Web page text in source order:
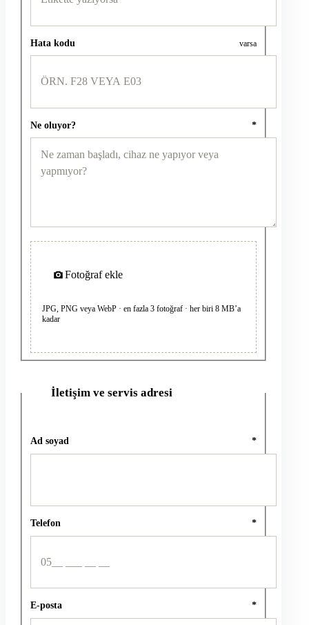
Hata kodu varsa
Ne oluyor? *
Fotoğraf ekle
JPG, PNG veya WebP · en fazla 3 fotoğraf · her biri 8 MB’a
kadar
İletişim ve servis adresi
Ad soyad *
Telefon *
E-posta *